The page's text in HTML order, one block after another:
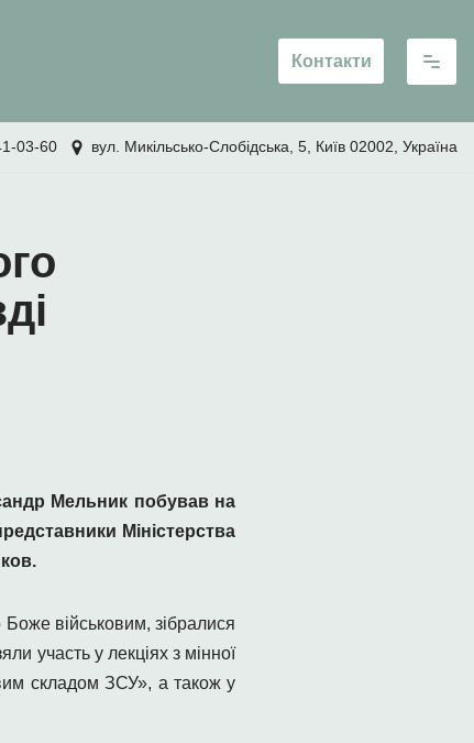
Контакти
03-60 вул. Микільсько-Слобідська, 5, Київ 02002, Україна
Мельник побував на
Міністерства
Боже військовим, зібралися
участь у лекціях з мінної
складом ЗСУ», а також у